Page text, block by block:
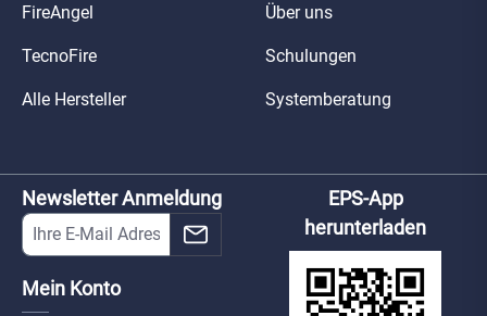
FireAngel
TecnoFire
Alle Hersteller
Über uns
Schulungen
Systemberatung
Newsletter Anmeldung
Mein Konto
EPS-App
herunterladen